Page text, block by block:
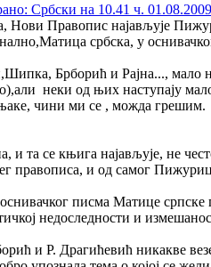
Србски на 10.41 ч.
Нови Правопис најављује
србска, у
Брборић и Рајна..., мало
неки од њих наступају
чини ми се , можда грешим.
и та се књига најављује, не
правописа, и од самог
писма Матице српске
недоследности и
и Р. Драгићевић никакве